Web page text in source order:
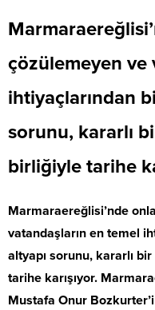
çözülemeyen ve
ihtiyaçlarından
sorunu, kararlı
birliğiyle tarihe
Marmaraereğlisi’nde
vatandaşların en temel
altyapı sorunu, kararlı
tarihe karışıyor.
Mustafa Onur